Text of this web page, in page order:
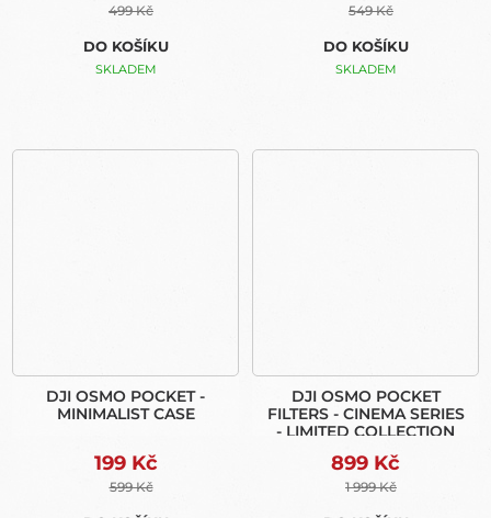
499 Kč
DO KOŠÍKU
SKLADEM
549 Kč
DO KOŠÍKU
SKLADEM
DJI OSMO POCKET -
MINIMALIST CASE
199 Kč
599 Kč
DJI OSMO POCKET
FILTERS - CINEMA SERIES
- LIMITED COLLECTION
899 Kč
1 999 Kč